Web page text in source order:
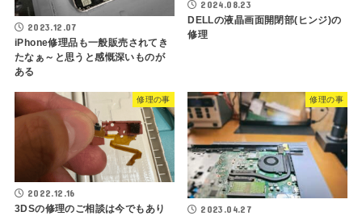
2023.12.07
iPhone修理品も一般販売されてき
たなぁ～と思うと感慨深いものが
ある
2024.08.23
DELLの液晶画面開閉部(ヒンジ)の
修理
修理の事
2022.12.16
3DSの修理のご相談は今でもあり
修理の事
2023.04.27